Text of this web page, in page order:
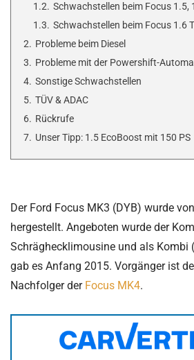
1.2. Schwachstellen beim Focus 1.5,
1.3. Schwachstellen beim Focus 1.6
2. Probleme beim Diesel
3. Probleme mit der Powershift-
4. Sonstige Schwachstellen
5. TÜV & ADAC
6. Rückrufe
7. Unser Tipp: 1.5 EcoBoost mit 150 PS
Der Ford Focus MK3 (DYB) wurde
hergestellt. Angeboten wurde der
Schräghecklimousine und als Kombi
gab es Anfang 2015. Vorgänger ist
Nachfolger der Focus MK4.